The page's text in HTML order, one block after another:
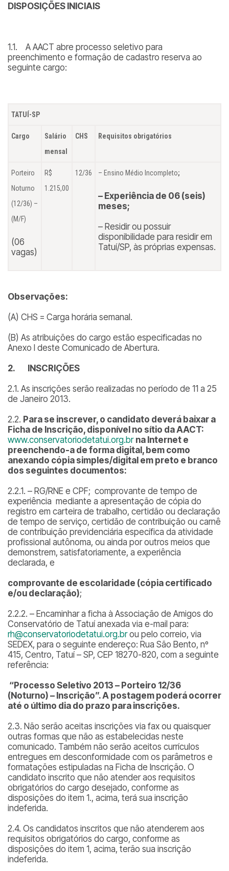
DISPOSIÇÕES INICIAIS
1.1. A AACT abre processo seletivo para
preenchimento e formação de cadastro reserva ao
seguinte cargo:
TATUÍ-SP
Cargo
Salário
mensal
CHS Requisitos obrigatórios
Porteiro
Noturno
(12/36) –
(M/F)
(06
vagas)
R$
1.215,00
12/36 – Ensino Médio Incompleto;
– Experiência de 06 (seis)
meses;
– Residir ou possuir
disponibilidade para residir em
Tatuí/SP, às próprias expensas.
Observações:
(A) CHS = Carga horária semanal.
(B) As atribuições do cargo estão especificadas no
Anexo I deste Comunicado de Abertura.
2.
INSCRIÇÕES
2.1. As inscrições serão realizadas no período de 11 a 25
de Janeiro 2013.
2.2. Para se inscrever, o candidato deverá baixar a
Ficha de Inscrição, disponível no sítio da AACT:
www.conservatoriodetatui.org.br na Internet e
preenchendo-a de forma digital, bem como
anexando cópia simples/digital em preto e branco
dos seguintes documentos:
2.2.1. – RG/RNE e CPF; comprovante de tempo de
experiência mediante a apresentação de cópia do
registro em carteira de trabalho, certidão ou declaração
de tempo de serviço, certidão de contribuição ou carnê
de contribuição previdenciária específica da atividade
profissional autônoma, ou ainda por outros meios que
demonstrem, satisfatoriamente, a experiência
declarada, e
comprovante de escolaridade (cópia certificado
e/ou declaração);
2.2.2. – Encaminhar a ficha à Associação de Amigos do
Conservatório de Tatuí anexada via e-mail para:
rh@conservatoriodetatui.org.brou pelo correio, via
SEDEX, para o seguinte endereço: Rua São Bento, nº
415, Centro, Tatuí – SP, CEP 18270-820, com a seguinte
referência:
“Processo Seletivo 2013 – Porteiro 12/36
(Noturno) – Inscrição”. A postagem poderá ocorrer
até o último dia do prazo para inscrições.
2.3. Não serão aceitas inscrições via fax ou quaisquer
outras formas que não as estabelecidas neste
comunicado. Também não serão aceitos currículos
entregues em desconformidade com os parâmetros e
formatações estipuladas na Ficha de Inscrição. O
candidato inscrito que não atender aos requisitos
obrigatórios do cargo desejado, conforme as
disposições do item 1., acima, terá sua inscrição
indeferida.
2.4. Os candidatos inscritos que não atenderem aos
requisitos obrigatórios do cargo, conforme as
disposições do item 1, acima, terão sua inscrição
indeferida.